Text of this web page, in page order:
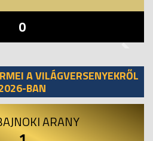
0
A VILÁGVERSENYEKRŐL
BAN
ARANY